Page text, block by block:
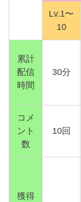
Lv.1〜
10
累計
配信
時間
30分
コメ
ント
数
10回
獲得